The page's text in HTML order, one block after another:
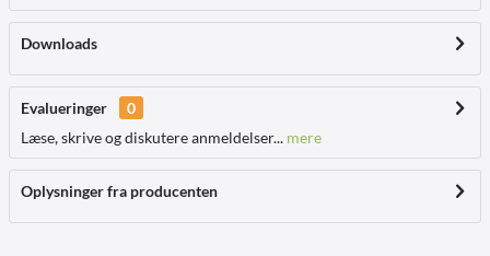
Downloads
Evalueringer
0
Læse, skrive og diskutere anmeldelser... mere
Oplysninger fra producenten